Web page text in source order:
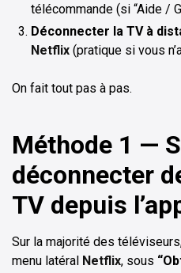
télécommande (si “Aide /
Déconnecter la TV à
Netflix (pratique si vous
On fait tout pas à pas.
Méthode 1 —
déconnecter
TV depuis
Sur la majorité des
menu latéral Netflix, sous